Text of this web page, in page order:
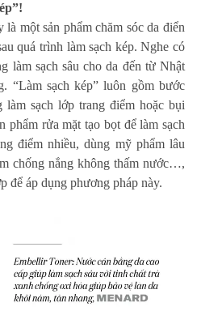
một sản phẩm chăm sóc da điển
quá trình làm sạch kép. Nghe có
làm sạch sâu cho da đến từ Nhật
“Làm sạch kép” luôn gồm bước
làm sạch lớp trang điểm hoặc bụi
phẩm rửa mặt tạo bọt để làm sạch
điểm nhiều, dùng mỹ phẩm lâu
chống nắng không thấm nước…,
để áp dụng phương pháp này.